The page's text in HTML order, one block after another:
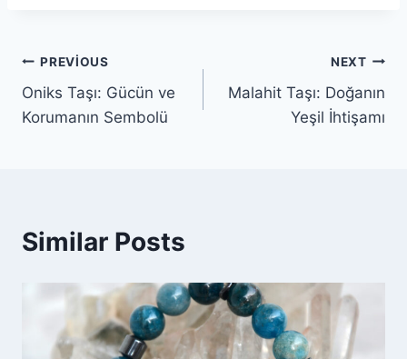
Yazı
gezinmesi
PREVIOUS
Oniks Taşı: Gücün ve
Korumanın Sembolü
NEXT
Malahit Taşı: Doğanın
Yeşil İhtişamı
Similar Posts